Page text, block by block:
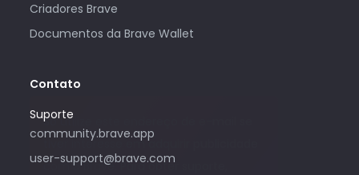
Criadores Brave
Documentos da Brave Wallet
Contato
Suporte
community.brave.app
user-support@brave.com
Só utilize este endereço de e-mail se
tiver interesse em adquirir publicidade
com o Brave. Para obter suporte,